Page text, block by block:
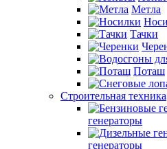
Метла
Тачки
Поташ
Строительная техника
генераторы
генераторы